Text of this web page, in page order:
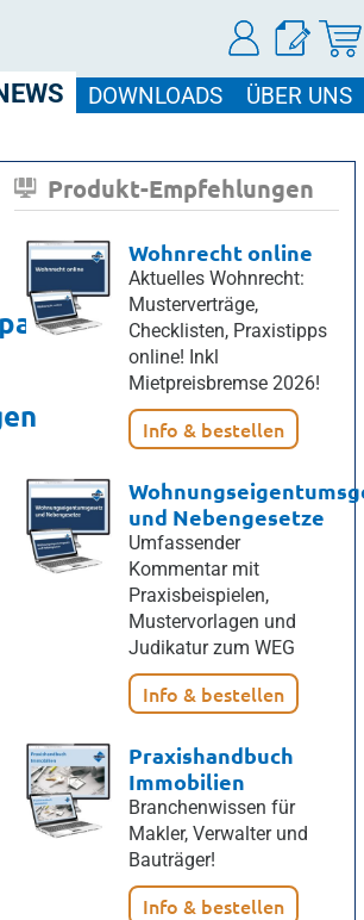
DOWNLOADS ÜBER UNS
Produkt-Empfehlungen
Wohnrecht online
Aktuelles Wohnrecht:
Musterverträge,
Checklisten, Praxistipps
online! Inkl
Mietpreisbremse 2026!
Info & bestellen
und Nebengesetze
Umfassender
Kommentar mit
Praxisbeispielen,
Mustervorlagen und
Judikatur zum WEG
Info & bestellen
Praxishandbuch
Immobilien
Branchenwissen für
Makler, Verwalter und
Bauträger!
Info & bestellen